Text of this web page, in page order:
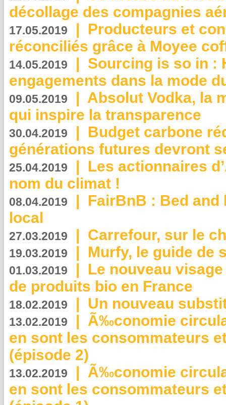
décollage des compagnies
17.05.2019 | Producteurs et
réconciliés grâce à Moyee
14.05.2019 | Sourcing is so in :
engagements dans la mode
09.05.2019 | Absolut Vodka, la
qui inspire la transparence
30.04.2019 | Budget carbone
générations futures devront
25.04.2019 | Les actionnaires
nom du climat !
08.04.2019 | FairBnB : Bed
local
27.03.2019 | Carrefour, sur le
19.03.2019 | Murfy, le guide de
01.03.2019 | Le nouveau
de produits bio en France
18.02.2019 | Un nouveau
13.02.2019 | Ã‰conomie
en sont les consommateurs
(épisode 2)
13.02.2019 | Ã‰conomie
en sont les consommateurs